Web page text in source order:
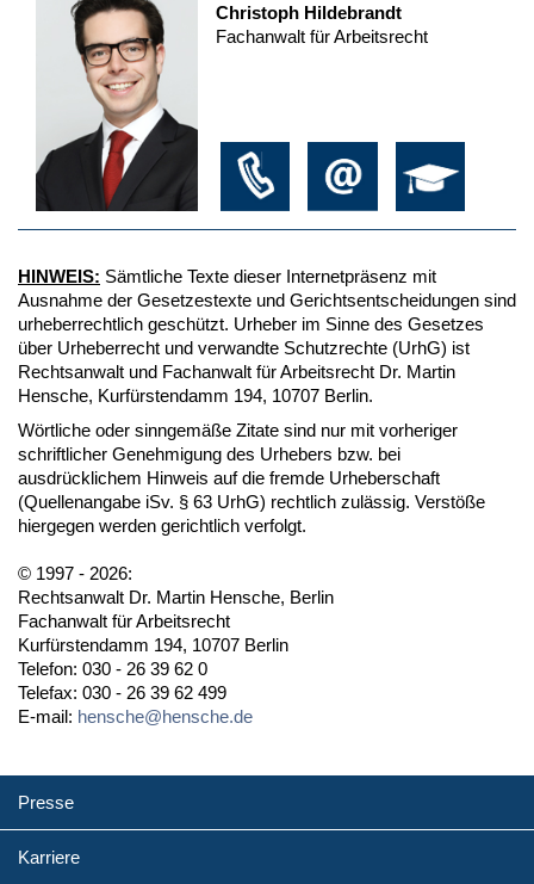
Christoph Hildebrandt
Fachanwalt für Arbeitsrecht
HINWEIS: Sämtliche Texte dieser Internetpräsenz mit
Ausnahme der Gesetzestexte und Gerichtsentscheidungen sind
urheberrechtlich geschützt. Urheber im Sinne des Gesetzes
über Urheberrecht und verwandte Schutzrechte (UrhG) ist
Rechtsanwalt und Fachanwalt für Arbeitsrecht Dr. Martin
Hensche, Kurfürstendamm 194, 10707 Berlin.
Wörtliche oder sinngemäße Zitate sind nur mit vorheriger
schriftlicher Genehmigung des Urhebers bzw. bei
ausdrücklichem Hinweis auf die fremde Urheberschaft
(Quellenangabe iSv. § 63 UrhG) rechtlich zulässig. Verstöße
hiergegen werden gerichtlich verfolgt.
© 1997 - 2026:
Rechtsanwalt Dr. Martin Hensche, Berlin
Fachanwalt für Arbeitsrecht
Kurfürstendamm 194, 10707 Berlin
Telefon: 030 - 26 39 62 0
Telefax: 030 - 26 39 62 499
E-mail: hensche@hensche.de
Presse
Karriere